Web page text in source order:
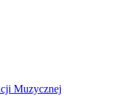
Muzycznej